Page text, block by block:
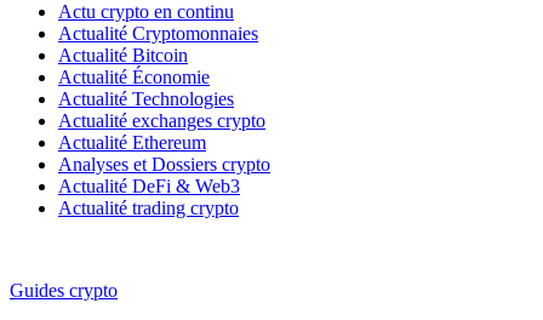
Actu crypto en continu
Actualité Cryptomonnaies
Actualité Bitcoin
Actualité Économie
Actualité Technologies
Actualité exchanges crypto
Actualité Ethereum
Analyses et Dossiers crypto
Actualité DeFi & Web3
Actualité trading crypto
Guides crypto